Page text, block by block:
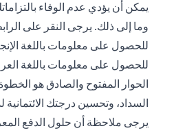
يمكن أن يؤدي عدم الوفاء
وما إلى ذلك. يرجى النقر على
للحصول على معلومات باللغة
للحصول على معلومات باللغة
الحوار المفتوح والصادق هو
السداد، وتحسين درجتك
يرجى ملاحظة أن حلول الدفع